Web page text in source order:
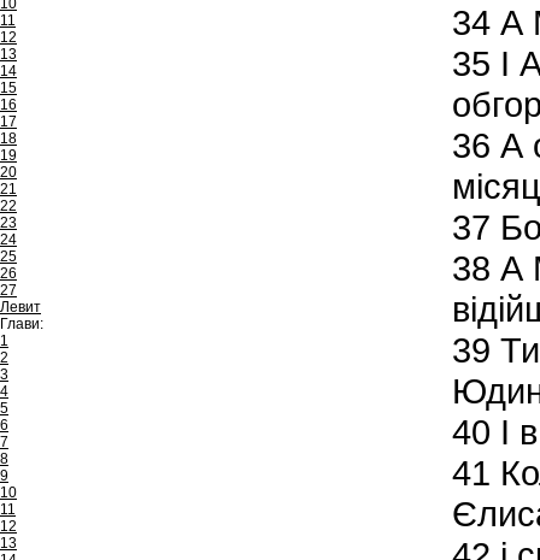
10
11
12
13
14
15
16
17
18
19
20
21
22
23
24
25
26
27
Левит
Глави:
1
2
3
4
5
6
7
8
9
10
11
12
13
34 А
35 І
36 А
37
38 А
39
40 І
41